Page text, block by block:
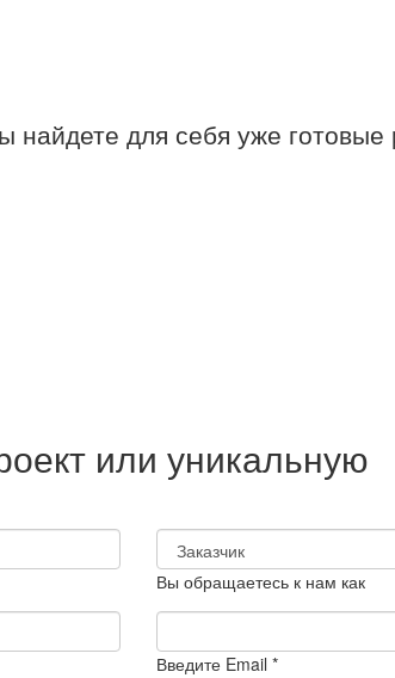
для себя уже
или уникальную
Вы обращаетесь к нам как
Введите Email *